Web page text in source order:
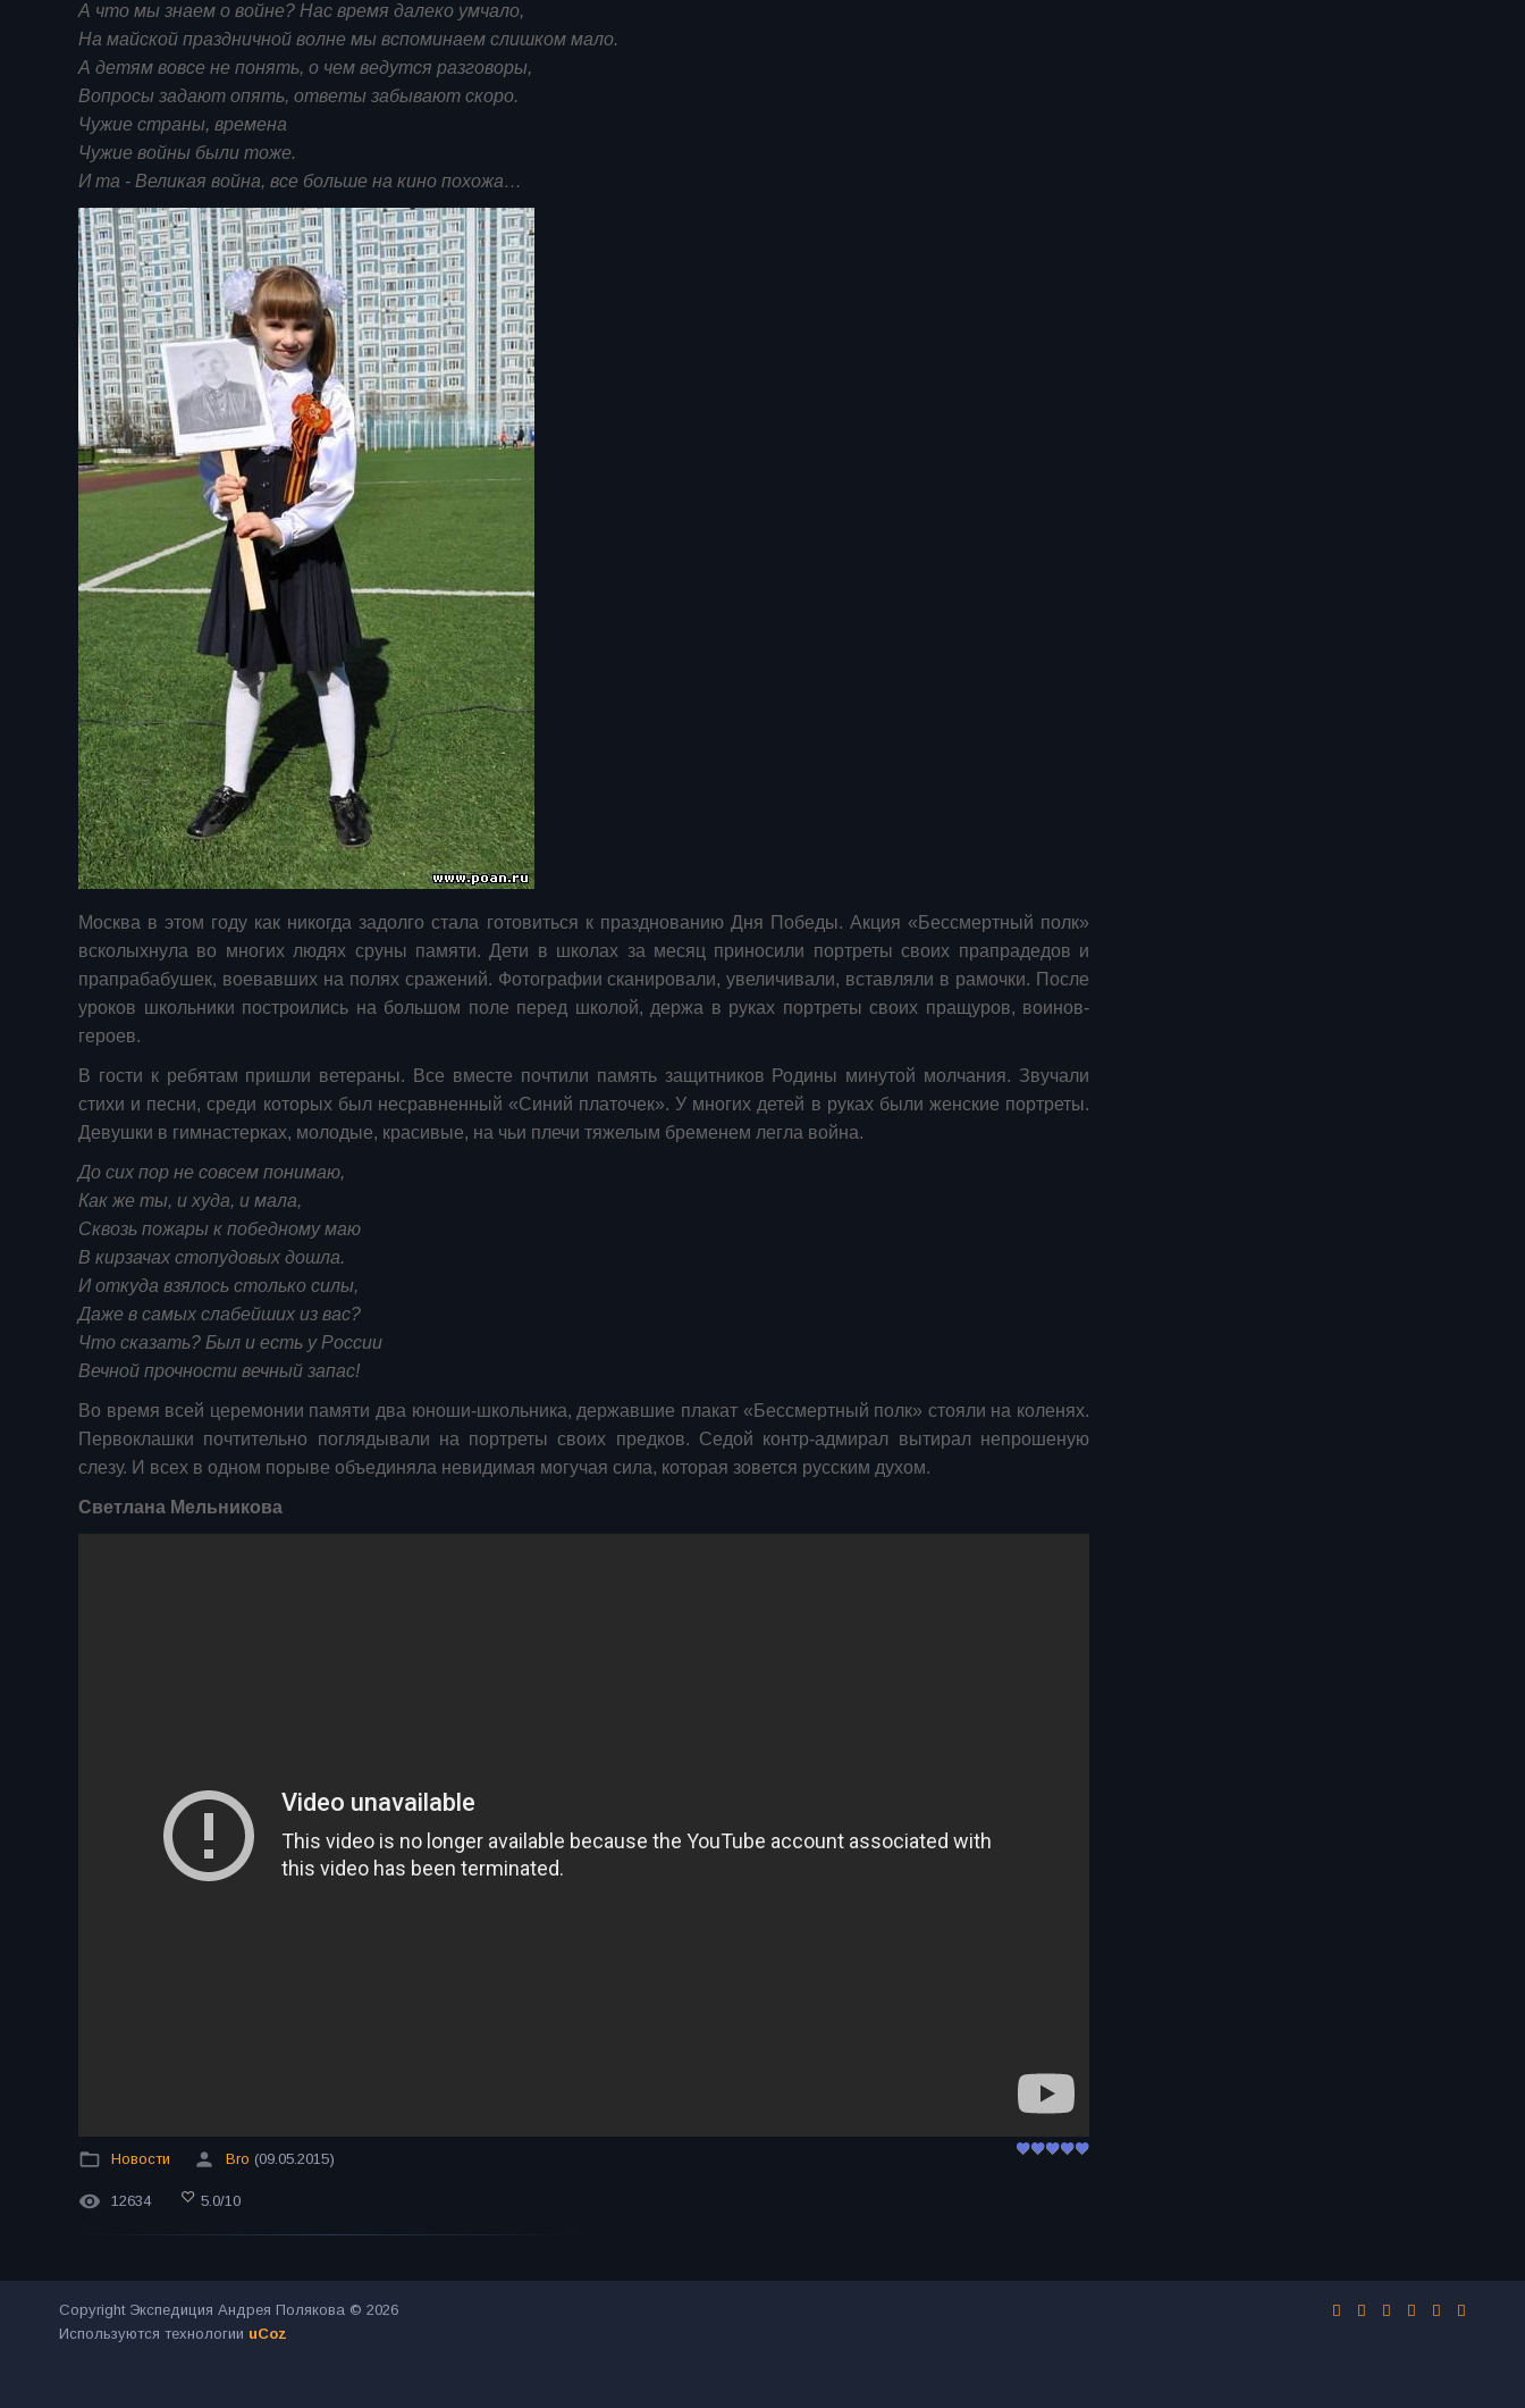
А что мы знаем о войне? Нас время далеко умчало,
На майской праздничной волне мы вспоминаем слишком мало.
А детям вовсе не понять, о чем ведутся разговоры,
Вопросы задают опять, ответы забывают скоро.
Чужие страны, времена
Чужие войны были тоже.
И та - Великая война, все больше на кино похожа…
Москва в этом году как никогда задолго стала готовиться к празднованию Дня Победы. Акция «Бессмертный полк»
всколыхнула во многих людях сруны памяти. Дети в школах за месяц приносили портреты своих прапрадедов и
прапрабабушек, воевавших на полях сражений. Фотографии сканировали, увеличивали, вставляли в рамочки. После
уроков школьники построились на большом поле перед школой, держа в руках портреты своих пращуров, воинов-
героев.
В гости к ребятам пришли ветераны. Все вместе почтили память защитников Родины минутой молчания. Звучали
стихи и песни, среди которых был несравненный «Синий платочек». У многих детей в руках были женские портреты.
Девушки в гимнастерках, молодые, красивые, на чьи плечи тяжелым бременем легла война.
До сих пор не совсем понимаю,
Как же ты, и худа, и мала,
Сквозь пожары к победному маю
В кирзачах стопудовых дошла.
И откуда взялось столько силы,
Даже в самых слабейших из вас?
Что сказать? Был и есть у России
Вечной прочности вечный запас!
Во время всей церемонии памяти два юноши-школьника, державшие плакат «Бессмертный полк» стояли на коленях.
Первоклашки почтительно поглядывали на портреты своих предков. Седой контр-адмирал вытирал непрошеную
слезу. И всех в одном порыве объединяла невидимая могучая сила, которая зовется русским духом.
Светлана Мельникова
Новости Bro (09.05.2015)
12634 5.0/10
Copyright Экспедиция Андрея Полякова © 2026
Используются технологии uCoz